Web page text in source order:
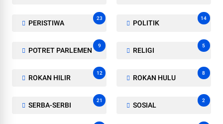
PERISTIWA
23
POLITIK
14
POTRET PARLEMEN
9
RELIGI
5
ROKAN HILIR
12
ROKAN HULU
8
SERBA-SERBI
21
SOSIAL
2